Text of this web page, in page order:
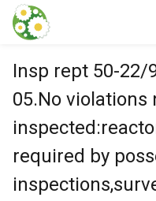
本文に飛ぶ
Insp rept 50-22/
05.No violations
required by